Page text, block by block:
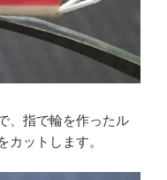
、指で輪を作ったル
カットします。